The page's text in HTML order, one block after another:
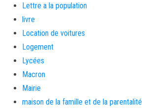
Lettre a la population
livre
Location de voitures
Logement
Lycées
Macron
Mairie
maison de la famille et de la parentalité